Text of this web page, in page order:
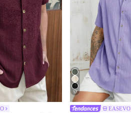
17
EASEVO